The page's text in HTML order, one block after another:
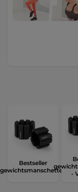
Bestseller
gewichtsmanschetten
-